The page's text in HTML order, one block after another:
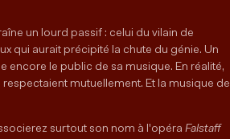
un lourd passif : celui du vilain de
qui aurait précipité la chute du génie. Un
encore le public de sa musique. En réalité,
mutuellement. Et la musique de
surtout son nom à l'opéra Falstaff